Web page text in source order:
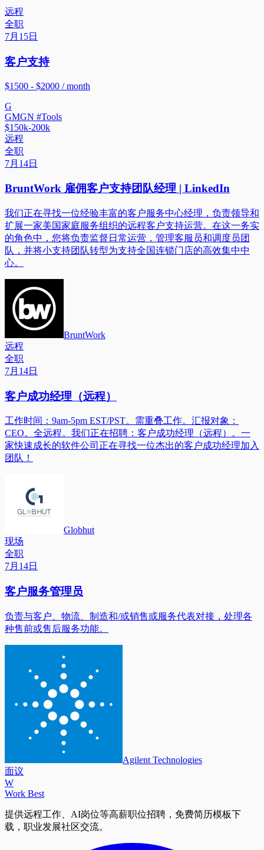
远程
全职
7月15日
客户支持
$1500 - $2000 / month
G
GMGN #Tools
$150k-200k
远程
全职
7月14日
BruntWork 雇佣客户支持团队经理 | LinkedIn
我们正在寻找一位经验丰富的客户服务中心经理，负责领导和
扩展一家美国家庭服务组织的远程客户支持运营。在这一务实
的角色中，您将负责监督日常运营，管理客服员和调度员团
队，并将小支持团队转型为支持全国连锁门店的高效集中中
心。
BruntWork
远程
全职
7月14日
客户成功经理（远程）
工作时间：9am-5pm EST/PST。需重叠工作。汇报对象：
CEO。全远程。我们正在招聘：客户成功经理（远程）。一
家快速成长的软件公司正在寻找一位杰出的客户成功经理加入
团队！
Globhut
现场
全职
7月14日
客户服务管理员
负责与客户、物流、制造和/或销售或服务代表对接，处理各
种售前或售后服务功能。
Agilent Technologies
面议
W
Work Best
提供远程工作、AI岗位等高薪职位招聘，免费简历模板下
载，职业发展社区交流。